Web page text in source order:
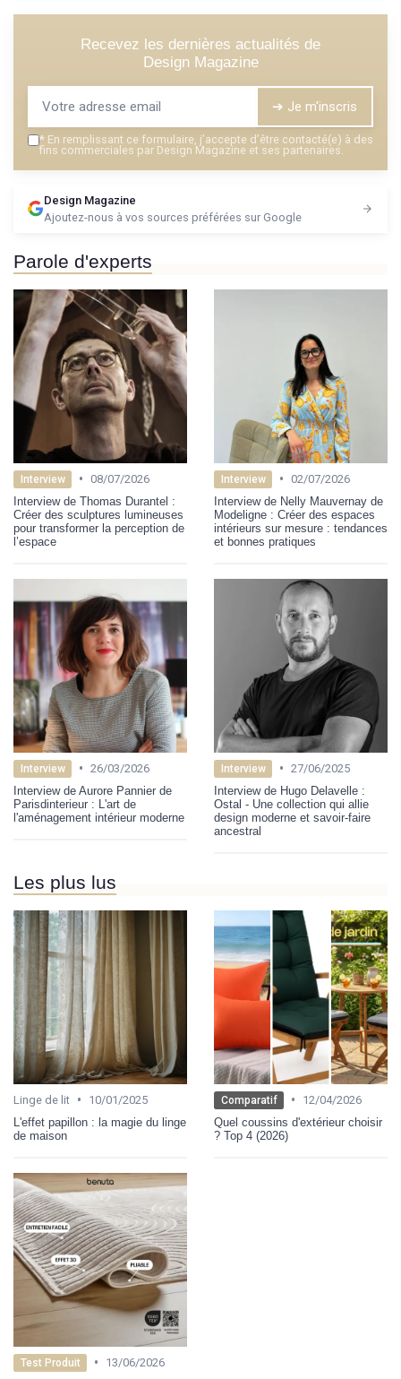
Recevez les dernières actualités de
Design Magazine
➔ Je m'inscris
* En remplissant ce formulaire, j’accepte d’être contacté(e) à des
fins commerciales par Design Magazine et ses partenaires.
Design Magazine
Ajoutez-nous à vos sources préférées sur Google
Parole d'experts
Interview • 08/07/2026
Interview de Thomas Durantel :
Créer des sculptures lumineuses
pour transformer la perception de
l’espace
Interview • 02/07/2026
Interview de Nelly Mauvernay de
Modeligne : Créer des espaces
intérieurs sur mesure : tendances
et bonnes pratiques
Interview • 26/03/2026
Interview de Aurore Pannier de
Parisdinterieur : L'art de
l'aménagement intérieur moderne
Interview • 27/06/2025
Interview de Hugo Delavelle :
Ostal - Une collection qui allie
design moderne et savoir-faire
ancestral
Les plus lus
Linge de lit •
10/01/2025
L'effet papillon : la magie du linge
de maison
Comparatif •
12/04/2026
Quel coussins d'extérieur choisir
? Top 4 (2026)
Test Produit •
13/06/2026